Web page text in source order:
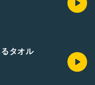
タオル